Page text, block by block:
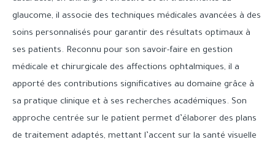
glaucome, il associe des techniques médicales avancées à des
soins personnalisés pour garantir des résultats optimaux à
ses patients. Reconnu pour son savoir-faire en gestion
médicale et chirurgicale des affections ophtalmiques, il a
apporté des contributions significatives au domaine grâce à
sa pratique clinique et à ses recherches académiques. Son
approche centrée sur le patient permet d’élaborer des plans
de traitement adaptés, mettant l’accent sur la santé visuelle